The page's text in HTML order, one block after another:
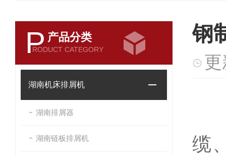
P 产品分类
RODUCT CATEGORY
湖南机床排屑机
湖南排屑器
湖南链板排屑机
钢
缆